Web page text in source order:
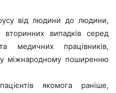
від людини до людини,
випадків серед
медичних працівників,
міжнародному поширенню
якомога раніше,